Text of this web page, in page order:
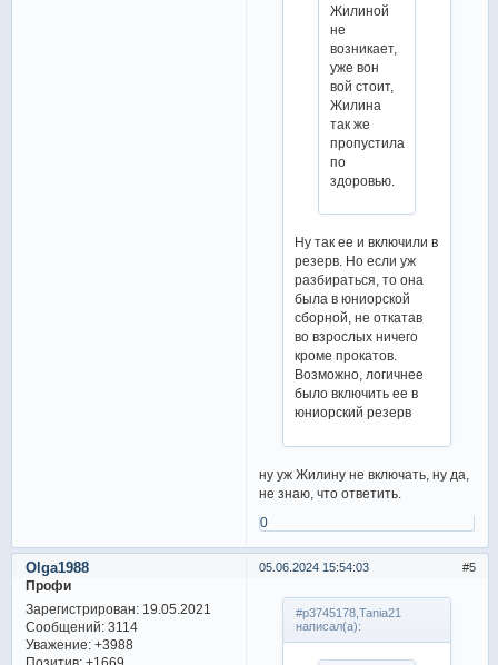
Жилиной
не
возникает,
уже вон
вой стоит,
Жилина
так же
пропустила
по
здоровью.
Ну так ее и включили в
резерв. Но если уж
разбираться, то она
была в юниорской
сборной, не откатав
во взрослых ничего
кроме прокатов.
Возможно, логичнее
было включить ее в
юниорский резерв
ну уж Жилину не включать, ну да,
не знаю, что ответить.
0
5
05.06.2024 15:54:03
Olga1988
Профи
Зарегистрирован: 19.05.2021
Сообщений:3114
Уважение: +3988
Позитив: +1669
#p3745178,Tania21
написал(а):